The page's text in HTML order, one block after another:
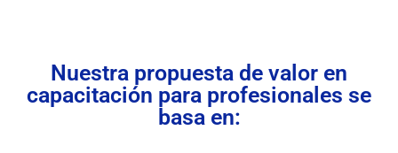
Nuestra propuesta de valor en
capacitación para profesionales se
basa en: